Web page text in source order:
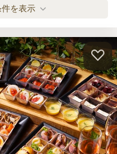
パーティーパック
1,520円/人
フィンガーフードプラン
2,280円/人
ィンガーフードプラン
3,320円/人
を表示